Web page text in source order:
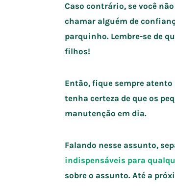
Caso contrário, se você
chamar alguém de
parquinho. Lembre-se de
filhos!
Então, fique sempre
tenha certeza de que os
manutenção em dia.
Falando nesse assunto,
indispensáveis para
sobre o assunto. Até a